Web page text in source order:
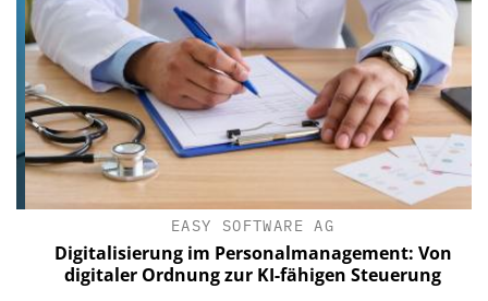
EASY SOFTWARE AG
Digitalisierung im Personalmanagement: Von
digitaler Ordnung zur KI-fähigen Steuerung